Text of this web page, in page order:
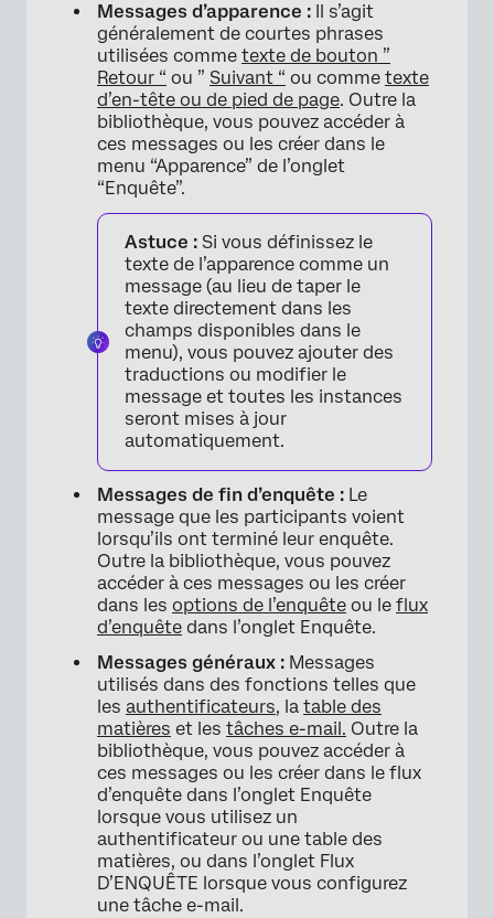
Messages d’apparence :
Il s’agit
généralement de courtes phrases
utilisées comme texte de bouton ”
Retour “ ou ” Suivant “ ou comme texte
d’en-tête ou de pied de page. Outre la
bibliothèque, vous pouvez accéder à
ces messages ou les créer dans le
menu “Apparence” de l’onglet
“Enquête”.
Astuce : Si vous définissez le
texte de l’apparence comme un
message (au lieu de taper le
texte directement dans les
champs disponibles dans le
menu), vous pouvez ajouter des
traductions ou modifier le
message et toutes les instances
seront mises à jour
automatiquement.
Messages de fin d’enquête : Le
message que les participants voient
lorsqu’ils ont terminé leur enquête.
Outre la bibliothèque, vous pouvez
accéder à ces messages ou les créer
dans les options de l’enquête ou le flux
d’enquête dans l’onglet Enquête.
Messages généraux : Messages
utilisés dans des fonctions telles que
les authentificateurs, la table des
matières et les tâches e-mail. Outre la
bibliothèque, vous pouvez accéder à
ces messages ou les créer dans le flux
d’enquête dans l’onglet Enquête
lorsque vous utilisez un
authentificateur ou une table des
matières, ou dans l’onglet Flux
D’ENQUÊTE lorsque vous configurez
une tâche e-mail.